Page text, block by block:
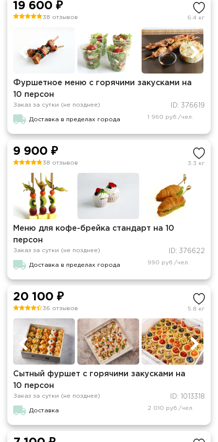
19 600 ₽
38 отзывов 6.4 кг
Фуршетное меню с горячими закусками на
10 персон
Заказ за сутки (не позднее) ID: 376619
Доставка в пределах города 1 960 руб./чел.
9 900 ₽
38 отзывов 3.3 кг
Меню для кофе-брейка стандарт на 10
персон
Заказ за сутки (не позднее) ID: 376622
Доставка в пределах города 990 руб./чел.
20 100 ₽
36 отзывов 5.8 кг
Сытный фуршет с горячими закусками на
10 персон
Заказ за сутки (не позднее) ID: 1013318
Доставка 2 010 руб./чел.